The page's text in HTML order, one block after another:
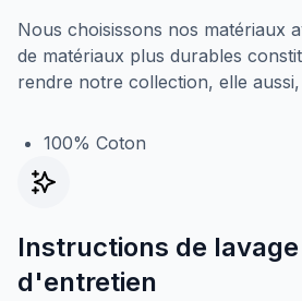
Nous choisissons nos matériaux
de matériaux plus durables
rendre notre collection, elle
100% Coton
Instructions de
d'entretien